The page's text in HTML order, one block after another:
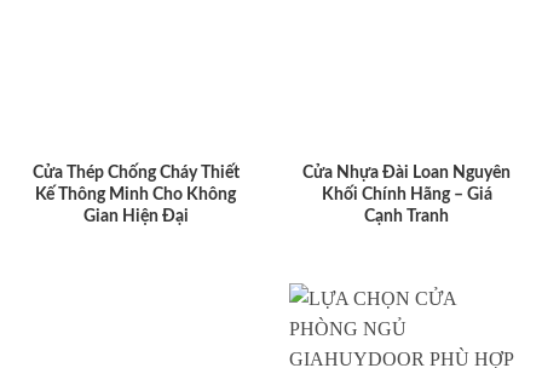
Cửa Thép Chống Cháy Thiết
Kế Thông Minh Cho Không
Gian Hiện Đại
Cửa Nhựa Đài Loan Nguyên
Khối Chính Hãng – Giá
Cạnh Tranh